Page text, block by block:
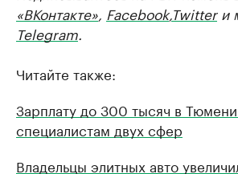
«ВКонтакте», Facebook,Twitterи
Telegram.
Читайте также:
Зарплату до 300 тысяч в
специалистам двух сфер
Владельцы элитных авто